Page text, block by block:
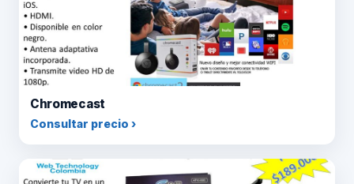
Chromecast
Consultar precio ›